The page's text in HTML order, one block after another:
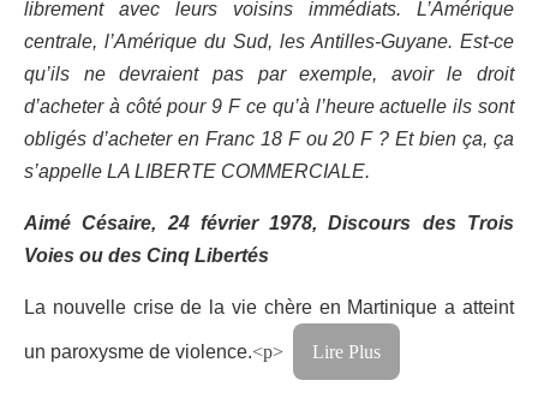
librement avec leurs voisins immédiats. L’Amérique
centrale, l’Amérique du Sud, les Antilles-Guyane. Est-ce
qu’ils ne devraient pas par exemple, avoir le droit
d’acheter à côté pour 9 F ce qu’à l’heure actuelle ils sont
obligés d’acheter en Franc 18 F ou 20 F ? Et bien ça, ça
s’appelle LA LIBERTE COMMERCIALE.
Aimé Césaire, 24 février 1978, Discours des Trois
Voies ou des Cinq Libertés
La nouvelle crise de la vie chère en Martinique a atteint
un paroxysme de violence.<p> Lire Plus